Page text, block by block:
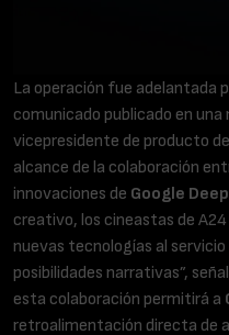
La operación fue adelantada
comunicado publicado en
vicepresidente de producto de
alcance de la colaboración
innovaciones de Google
creativo, los cineastas de
nuevas tecnologías al servicio
posibilidades narrativas”,
esta colaboración permitirá a
retroalimentación directa de